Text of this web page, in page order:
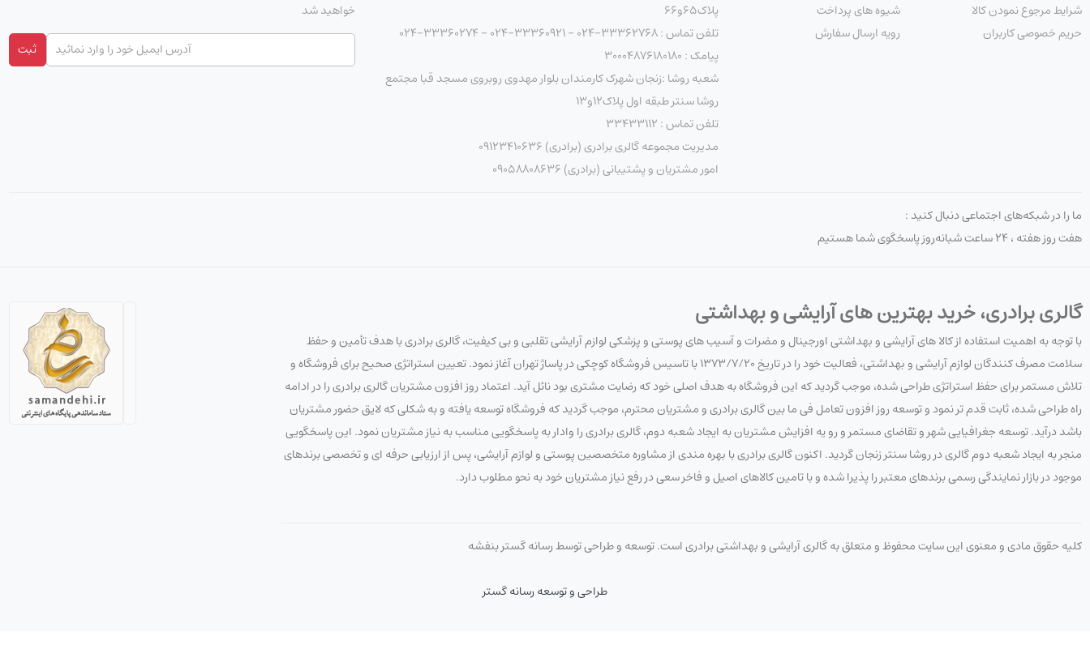
شرایط مرجوع نمودن کالا
حریم خصوصی کاربران
شیوه های پرداخت
رویه ارسال سفارش
پلاک۶۵و۶۶
تلفن تماس : 33362768-024 - 33360921-024 - 33360274-024
پیامک : ۳۰۰۰۴۸۷۶۱۸۰۱۸۰
شعبه روشا :زنجان شهرک کارمندان بلوار مهدوی روبروی مسجد قبا مجتمع
روشا سنتر طبقه اول پلاک۱۲و۱۳
تلفن تماس : ۳۳۴۳۳۱۱۲
مدیریت مجموعه گالری برادری (برادری) 09123410636
امور مشتریان و پشتیبانی (برادری) 09058808636
خواهید شد
ثبت
ما را در شبکه‌های اجتماعی دنبال کنید :
هفت روز هفته ، ۲۴ ساعت شبانه‌روز پاسخگوی شما هستیم
گالری برادری، خرید بهترین های آرایشی و بهداشتی
با توجه به اهمیت استفاده از کالا های آرایشی و بهداشتی اورجینال و مضرات و آسیب های پوستی و پزشکی لوازم آرایشی تقلبی و بی کیفیت، گالری برادری با هدف تأمین و حفظ
سلامت مصرف کنندگان لوازم آرایشی و بهداشتی، فعالیت خود را در تاریخ 1373/7/20 با تاسیس فروشگاه کوچکی در پاساژ تهران آغاز نمود. تعیین استراتژی صحیح برای فروشگاه و
تلاش مستمر برای حفظ استراتژی طراحی شده، موجب گردید که این فروشگاه به هدف اصلی خود که رضایت مشتری بود نائل آید. اعتماد روز افزون مشتریان گالری برادری را در ادامه
راه طراحی شده، ثابت قدم تر نمود و توسعه روز افزون تعامل فی ما بین گالری برادری و مشتریان محترم، موجب گردید که فروشگاه توسعه یافته و به شکلی که لایق حضور مشتریان
باشد درآید. توسعه جغرافیایی شهر و تقاضای مستمر و رو یه افزایش مشتریان به ایجاد شعبه دوم، گالری برادری را وادار به پاسخگویی مناسب به نیاز مشتریان نمود. این پاسخگویی
منجر به ایجاد شعبه دوم گالری در روشا سنتر زنجان گردید. اکنون گالری برادری با بهره مندی از مشاوره متخصصین پوستی و لوازم آرایشی، پس از ارزیابی حرفه ای و تخصصی برندهای
موجود در بازار نمایندگی رسمی برندهای معتبر را پذیرا شده و با تامین کالاهای اصیل و فاخر سعی در رفع نیاز مشتریان خود به نحو مطلوب دارد.
کلیه حقوق مادی و معنوی این سایت محفوظ و متعلق به گالری آرایشی و بهداشتی برادری است. توسعه و طراحی توسط رسانه گستر بنفشه
طراحی و توسعه رسانه گستر